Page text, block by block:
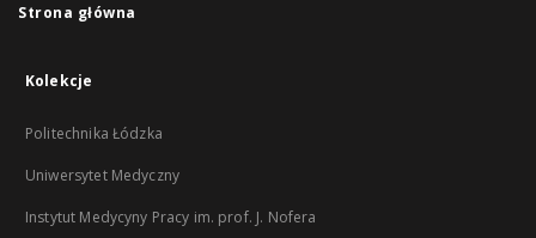
Strona główna
Kolekcje
Politechnika Łódzka
Uniwersytet Medyczny
Instytut Medycyny Pracy im. prof. J. Nofera